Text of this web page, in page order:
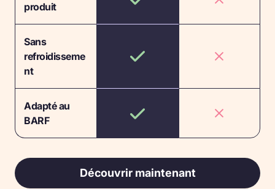
produit
Sans
refroidisseme
nt
Adapté au
BARF
Découvrir maintenant